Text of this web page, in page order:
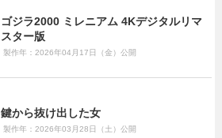
ゴジラ2000 ミレニアム 4Kデジタルリマ
スター版
製作年：2026年04月17日（金）公開
鍵から抜け出した女
製作年：2026年03月28日（土）公開